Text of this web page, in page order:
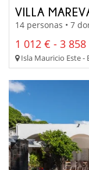
VILLA
14 personas • 7
1 012 € - 3 858
Isla Mauricio Este -